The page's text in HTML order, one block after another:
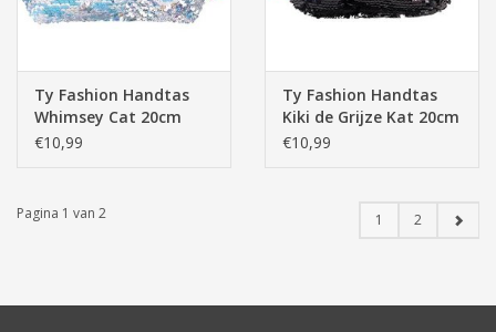
Ty Fashion Handtas
Whimsey Cat 20cm
€10,99
Ty Fashion Handtas
Kiki de Grijze Kat 20cm
€10,99
Pagina 1 van 2 1 2